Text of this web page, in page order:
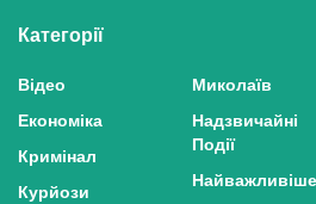
Категорії
Відео
Економіка
Кримінал
Курйози
Миколаїв
Надзвичайні
Події
Найважливіше